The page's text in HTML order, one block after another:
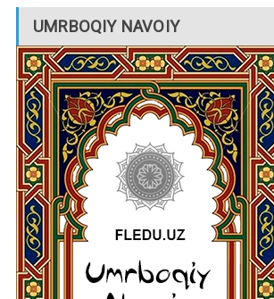
UMRBOQIY NAVOIY